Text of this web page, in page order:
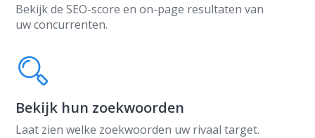
Bekijk de SEO-score en on-page resultaten van
uw concurrenten.
Bekijk hun zoekwoorden
Laat zien welke zoekwoorden uw rivaal target.